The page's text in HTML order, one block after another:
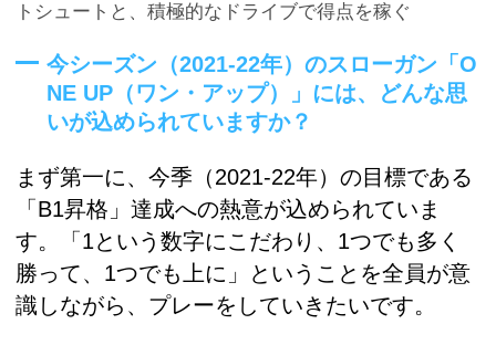
トシュートと、積極的なドライブで得点を稼ぐ
今シーズン（2021-22年）のスローガン「O
NE UP（ワン・アップ）」には、どんな思
いが込められていますか？
まず第一に、今季（2021-22年）の目標である
「B1昇格」達成への熱意が込められていま
す。「1という数字にこだわり、1つでも多く
勝って、1つでも上に」ということを全員が意
識しながら、プレーをしていきたいです。